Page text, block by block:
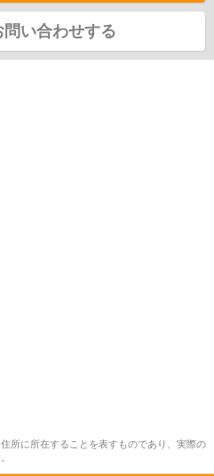
問い合わせする
所に所在することを表すものであり、実際の